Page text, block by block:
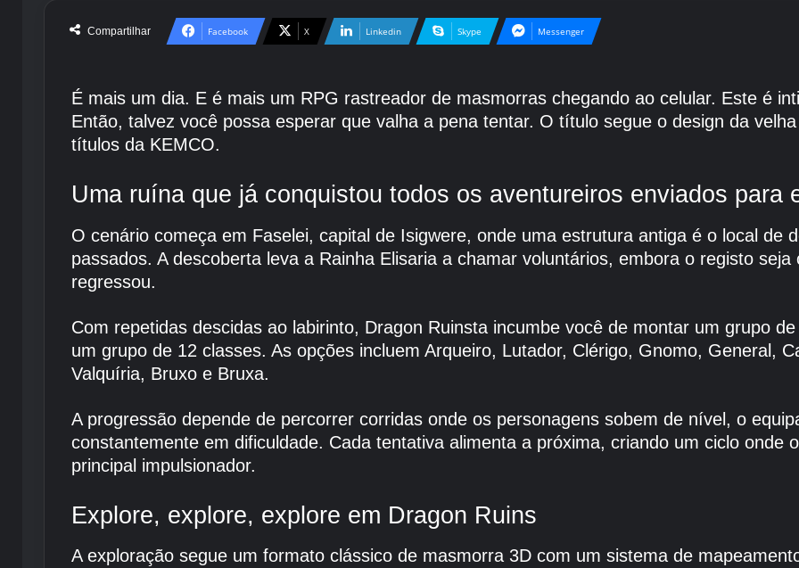
Compartilhar Facebook X Linkedin Skype Messenger
É mais um dia. E é mais um RPG rastreador de masmorras chegando ao celular. Este é
Então, talvez você possa esperar que valha a pena tentar. O título segue o design da
títulos da KEMCO.
Uma ruína que já conquistou todos os aventureiros enviados para
O cenário começa em Faselei, capital de Isigwere, onde uma estrutura antiga é o local de
passados. A descoberta leva a Rainha Elisaria a chamar voluntários, embora o registo
regressou.
Com repetidas descidas ao labirinto, Dragon Ruinsta incumbe você de montar um grupo
um grupo de 12 classes. As opções incluem Arqueiro, Lutador, Clérigo, Gnomo, General,
Valquíria, Bruxo e Bruxa.
A progressão depende de percorrer corridas onde os personagens sobem de nível, o
constantemente em dificuldade. Cada tentativa alimenta a próxima, criando um ciclo onde
principal impulsionador.
Explore, explore, explore em Dragon Ruins
A exploração segue um formato clássico de masmorra 3D com um sistema de